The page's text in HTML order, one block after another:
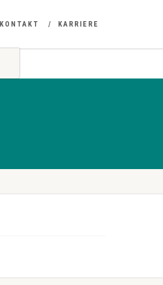
KONTAKT KARRIERE